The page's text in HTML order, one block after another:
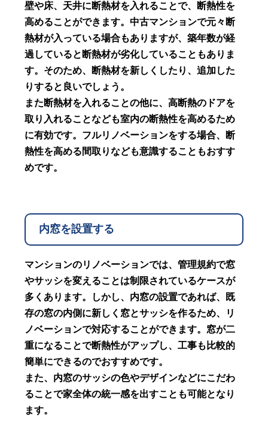
壁や床、天井に断熱材を入れることで、断熱性を
高めることができます。中古マンションで元々断
熱材が入っている場合もありますが、築年数が経
過していると断熱材が劣化していることもありま
す。そのため、断熱材を新しくしたり、追加した
りすると良いでしょう。
また断熱材を入れることの他に、高断熱のドアを
取り入れることなども室内の断熱性を高めるため
に有効です。フルリノベーションをする場合、断
熱性を高める間取りなども意識することもおすす
めです。
内窓を設置する
マンションのリノベーションでは、管理規約で窓
やサッシを変えることは制限されているケースが
多くあります。しかし、内窓の設置であれば、既
存の窓の内側に新しく窓とサッシを作るため、リ
ノベーションで対応することができます。窓が二
重になることで断熱性がアップし、工事も比較的
簡単にできるのでおすすめです。
また、内窓のサッシの色やデザインなどにこだわ
ることで家全体の統一感を出すことも可能となり
ます。